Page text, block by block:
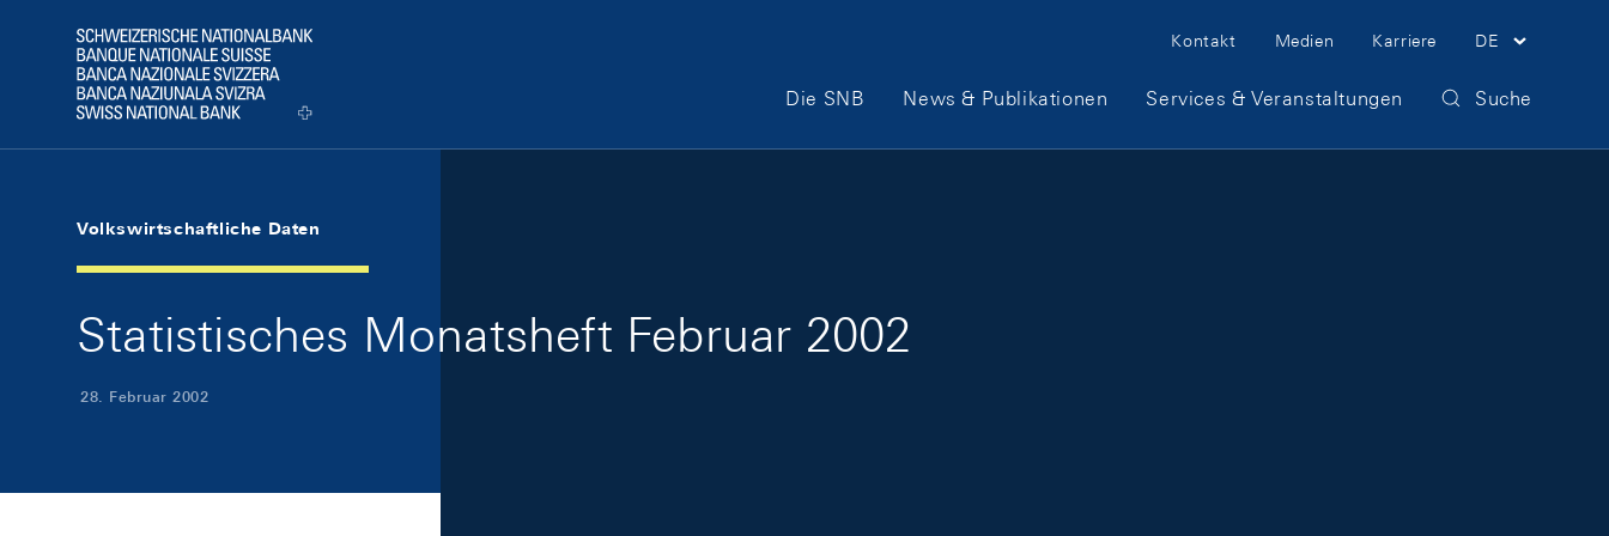
Logo
Meta Navigation
Kontakt Medien Karriere DE
Hauptnavigation
Die SNB News & Publikationen Services & Veranstaltungen Suche
Volkswirtschaftliche Daten
Statistisches Monatsheft Februar 2002
28. Februar 2002